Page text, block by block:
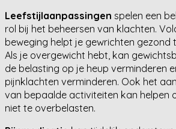
Leefstijlaanpassingen spelen een
rol bij het beheersen van klachten.
beweging helpt je gewrichten gezond
Als je overgewicht hebt, kan
de belasting op je heup verminderen
pijnklachten verminderen. Ook het
van bepaalde activiteiten kan helpen
niet te overbelasten.